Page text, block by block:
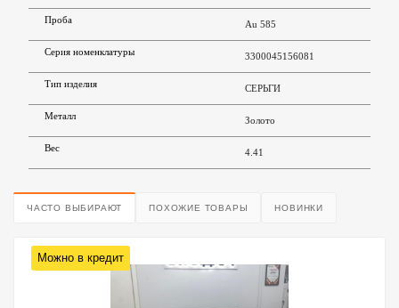
Проба Au 585
Серия номенклатуры 3300045156081
Тип изделия СЕРЬГИ
Металл Золото
Вес 4.41
ЧАСТО ВЫБИРАЮТ ПОХОЖИЕ ТОВАРЫ НОВИНКИ
Можно в кредит